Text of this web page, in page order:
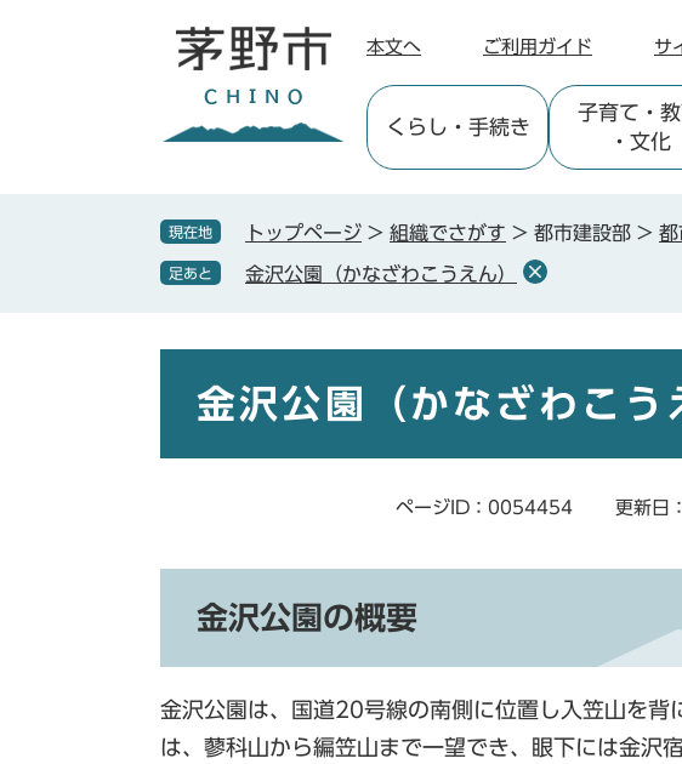
本文へ ご利用ガイド サ
くらし ・手続き
子育て ・
・文化
現在地 トップページ > 組織でさがす > 都市建設部 > 都
足あと 金沢公園（かなざわこうえん）
金沢公園（かなざわこう
ページID：0054454 更新日
金沢公園の概要
金沢公園は、国道20号線の南側に位置し入笠山を背
は、蓼科山から編笠山まで一望でき、眼下には金沢